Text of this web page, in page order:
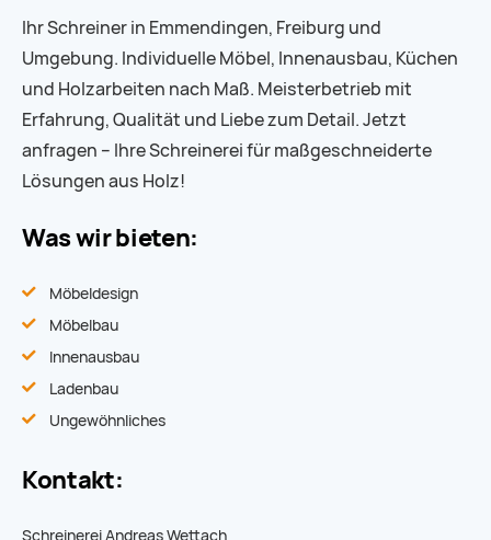
Ihr Schreiner in Emmendingen, Freiburg und
Umgebung. Individuelle Möbel, Innenausbau, Küchen
und Holzarbeiten nach Maß. Meisterbetrieb mit
Erfahrung, Qualität und Liebe zum Detail. Jetzt
anfragen – Ihre Schreinerei für maßgeschneiderte
Lösungen aus Holz!
Was wir bieten:
Möbeldesign
Möbelbau
Innenausbau
Ladenbau
Ungewöhnliches
Kontakt:
Schreinerei Andreas Wettach